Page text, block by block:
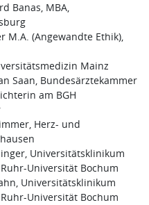
Banas, MBA,
M.A. (Angewandte Ethik),
Mainz
Saan, Bundesärztekammer
am BGH
Herz- und
Universitätsklinikum
Universität Bochum
Universitätsklinikum
Universität Bochum